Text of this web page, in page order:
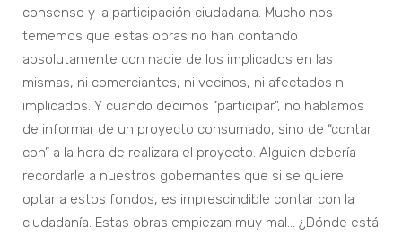
consenso y la participación ciudadana. Mucho nos
tememos que estas obras no han contando
absolutamente con nadie de los implicados en las
mismas, ni comerciantes, ni vecinos, ni afectados ni
implicados. Y cuando decimos “participar”, no hablamos
de informar de un proyecto consumado, sino de “contar
con” a la hora de realizara el proyecto. Alguien debería
recordarle a nuestros gobernantes que si se quiere
optar a estos fondos, es imprescindible contar con la
ciudadanía. Estas obras empiezan muy mal… ¿Dónde está